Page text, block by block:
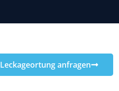
Leckageortung anfragen